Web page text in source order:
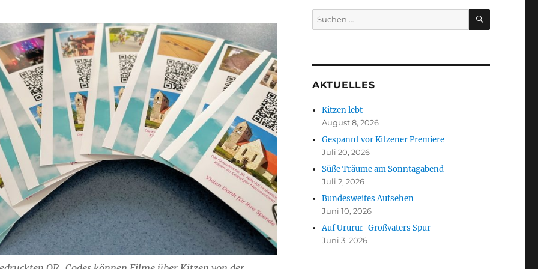
Suchen
nach:
SUCHEN
AKTUELLES
Kitzen lebt
August 8, 2026
Gespannt vor Kitzener Premiere
Juli 20, 2026
Süße Träume am Sonntagabend
Juli 2, 2026
Bundesweites Aufsehen
Juni 10, 2026
Auf Ururur-Großvaters Spur
Juni 3, 2026